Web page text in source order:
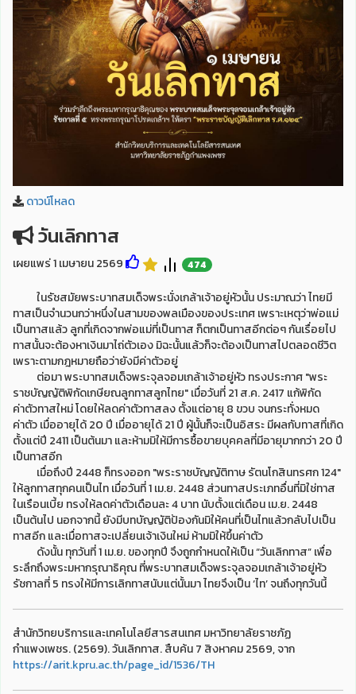
ดาวน์โหลด
วันเลิกทาส
เผยแพร่ 1 เมษายน 2569 474
ในรัชสมัยพระบาทสมเด็จพระนั่งเกล้าเจ้าอยู่หัวนั้น ประมาณว่า ไทยมี
ทาสเป็นจำนวนกว่าหนึ่งในสามของพลเมืองของประเทศ เพราะเหตุว่าพ่อแม่
เป็นทาสแล้ว ลูกที่เกิดจากพ่อแม่ที่เป็นทาส ก็ตกเป็นทาสอีกต่อๆ กันเรื่อยไป
ทาสนั้นจะต้องหาเงินมาไถ่ตัวเอง มิฉะนั้นแล้วก็จะต้องเป็นทาสไปตลอดชีวิต
เพราะตามกฎหมายถือว่ายังมีค่าตัวอยู่
ต่อมา พระบาทสมเด็จพระจุลจอมเกล้าเจ้าอยู่หัว ทรงประกาศ "พระ
ราชบัญญัติพิกัดเกษียณลูกทาสลูกไทย" เมื่อวันที่ 21 ส.ค. 2417 แก้พิกัด
ค่าตัวทาสใหม่ โดยให้ลดค่าตัวทาสลง ตั้งแต่อายุ 8 ขวบ จนกระทั่งหมด
ค่าตัว เมื่ออายุได้ 20 ปี เมื่ออายุได้ 21 ปี ผู้นั้นก็จะเป็นอิสระ มีผลกับทาสที่เกิด
ตั้งแต่ปี 2411 เป็นต้นมา และห้ามมิให้มีการซื้อขายบุคคลที่มีอายุมากกว่า 20 ปี
เป็นทาสอีก
เมื่อถึงปี 2448 ก็ทรงออก "พระราชบัญญัติทาษ รัตนโกสินทรศก 124"
ให้ลูกทาสทุกคนเป็นไท เมื่อวันที่ 1 เม.ย. 2448 ส่วนทาสประเภทอื่นที่มิใช่ทาส
ในเรือนเบี้ย ทรงให้ลดค่าตัวเดือนละ 4 บาท นับตั้งแต่เดือน เม.ย. 2448
เป็นต้นไป นอกจากนี้ ยังมีบทบัญญัติป้องกันมิให้คนที่เป็นไทแล้วกลับไปเป็น
ทาสอีก และเมื่อทาสจะเปลี่ยนเจ้าเงินใหม่ ห้ามมิให้ขึ้นค่าตัว
ดังนั้น ทุกวันที่ 1 เม.ย. ของทุกปี จึงถูกกำหนดให้เป็น “วันเลิกทาส” เพื่อ
ระลึกถึงพระมหากรุณาธิคุณ ที่พระบาทสมเด็จพระจุลจอมเกล้าเจ้าอยู่หัว
รัชกาลที่ 5 ทรงให้มีการเลิกทาสนับแต่นั้นมา ไทยจึงเป็น ‘ไท’ จนถึงทุกวันนี้
สำนักวิทยบริการและเทคโนโลยีสารสนเทศ มหาวิทยาลัยราชภัฏ
กำแพงเพชร. (2569). วันเลิกทาส. สืบค้น 7 สิงหาคม 2569, จาก
https://arit.kpru.ac.th/page_id/1536/TH